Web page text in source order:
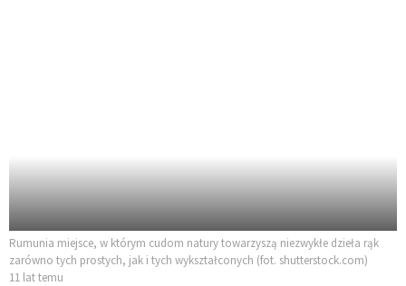
Rumunia miejsce, w którym cudom natury towarzyszą niezwykłe dzieła rąk
zarówno tych prostych, jak i tych wykształconych (fot. shutterstock.com)
11 lat temu